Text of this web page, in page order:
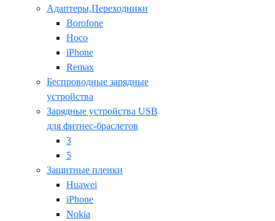
Адаптеры,Переходники
Borofone
Hoco
iPhone
Remax
Беспроводные зарядные
устройства
Зарядные устройства USB
для фитнес-браслетов
3
5
Защитные пленки
Huawei
iPhone
Nokia